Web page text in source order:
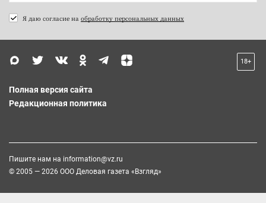
Я даю согласие на обработку персональных данных
18+
Полная версия сайта
Редакционная политика
Пишите нам на information@vz.ru
© 2005 — 2026 ООО Деловая газета «Взгляд»